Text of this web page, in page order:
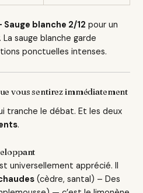
Sauge blanche 2/12 pour un
sauge blanche garde
ponctuelles intenses.
vous sentirez immédiatement
tranche le débat. Et les deux
.
universellement apprécié. Il
(cèdre, santal) – Des